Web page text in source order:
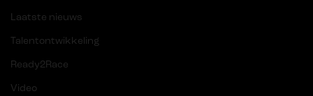
Laatste nieuws
Talentontwikkeling
Ready2Race
Video